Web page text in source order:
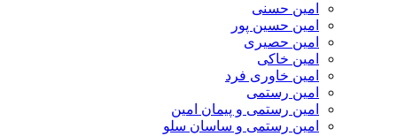
امین حسنی
امین حسین پور
امین حصیری
امین خاکی
امین خاوری فرد
امین رستمی
امین رستمی و پیمان امین
امین رستمی و ساسان سلو